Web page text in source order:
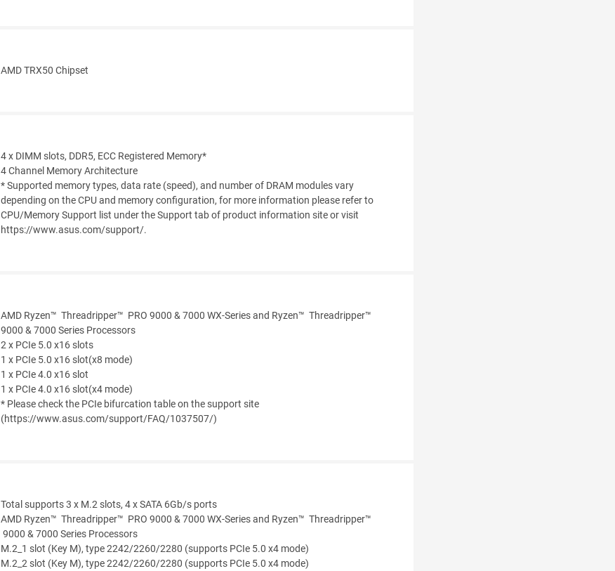
AMD TRX50 Chipset
4 x DIMM slots, DDR5, ECC Registered Memory*
4 Channel Memory Architecture
* Supported memory types, data rate (speed), and number of DRAM modules vary
depending on the CPU and memory configuration, for more information please refer to
CPU/Memory Support list under the Support tab of product information site or visit
https://www.asus.com/support/.
AMD Ryzen™ Threadripper™ PRO 9000 & 7000 WX-Series and Ryzen™ Threadripper™
9000 & 7000 Series Processors
2 x PCIe 5.0 x16 slots
1 x PCIe 5.0 x16 slot(x8 mode)
1 x PCIe 4.0 x16 slot
1 x PCIe 4.0 x16 slot(x4 mode)
* Please check the PCIe bifurcation table on the support site
(https://www.asus.com/support/FAQ/1037507/)
Total supports 3 x M.2 slots, 4 x SATA 6Gb/s ports
AMD Ryzen™ Threadripper™ PRO 9000 & 7000 WX-Series and Ryzen™ Threadripper™
9000 & 7000 Series Processors
M.2_1 slot (Key M), type 2242/2260/2280 (supports PCIe 5.0 x4 mode)
M.2_2 slot (Key M), type 2242/2260/2280 (supports PCIe 5.0 x4 mode)